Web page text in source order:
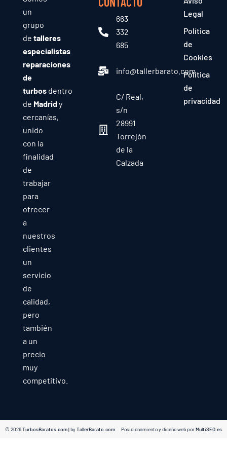
un
grupo
de talleres
especialistas
reparaciones
de
turbosdentro
de Madridy
cercanías,
unido
con la
finalidad
de
trabajar
para
ofrecer
a
nuestros
clientes
un
servicio
de
calidad,
pero
también
a un
precio
muy
competitivo.
663
332
685
info@tallerbarato.com
C/ Real,
s/n
28991
Torrejón
de la
Calzada
Legal
Política
de
Cookies
Política
de
privacidad
© 2026TurbosBaratos.com| byTallerBarato.com Posicionamiento y diseño web porMultiSEO.es